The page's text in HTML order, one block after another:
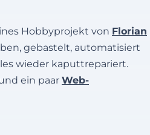
Hobbyprojekt von Florian
gebastelt, automatisiert
wieder kaputtrepariert.
ein paar Web-